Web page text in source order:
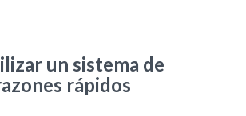
un sistema de
rápidos